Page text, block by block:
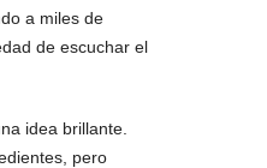
a miles de
de escuchar el
idea brillante.
pero